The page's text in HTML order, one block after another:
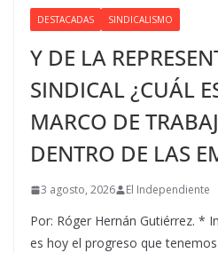
DESTACADAS SINDICALISMO
Y DE LA
SINDICAL ¿CUÁL
MARCO DE
DENTRO DE LAS
3 agosto, 2026 El Independiente
Por: Róger Hernán Gutiérrez. *
es hoy el progreso que